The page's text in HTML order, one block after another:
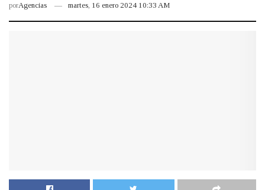
porAgencias martes, 16 enero 2024 10:33 AM